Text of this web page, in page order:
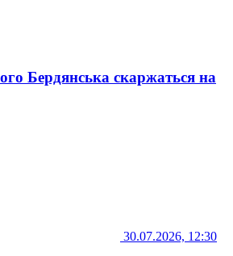
Бердянська скаржаться на
30.07.2026, 12:30